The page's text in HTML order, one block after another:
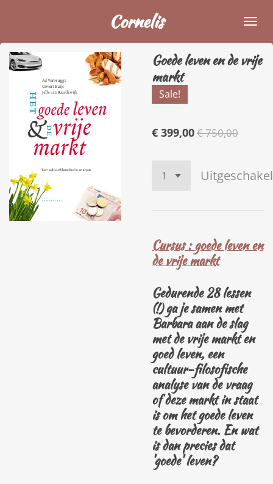
naar
de
hoofdinhoud
Cornelis
Goede leven en de vrije
markt
Sale!
€ 399,00€ 750,00
Cursus : goede leven en
de vrije markt
Gedurende 28 lessen
(!) ga je samen met
Barbara aan de slag
met de vrije markt en
goed leven, een
cultuur-filosofische
analyse van de vraag
of deze markt in staat
is om het goede leven
te bevorderen. En wat
is dan precies dat
'goede' leven?